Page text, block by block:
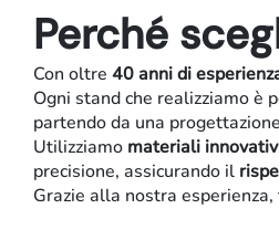
Perché
Con oltre 40 anni di
Ogni stand che realizziamo è
partendo da una
Utilizziamo materiali
precisione, assicurando il
Grazie alla nostra